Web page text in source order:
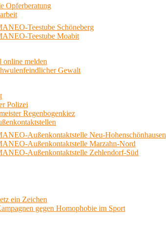
Opferberatung
Teestube Schöneberg
Teestube Moabit
online melden
Gewalt
Polizei
Regenbogenkiez
Außenkontaktstelle Neu-Hohenschönhausen
Außenkontaktstelle Marzahn-Nord
Außenkontaktstelle Zehlendorf-Süd
ein Zeichen
gegen Homophobie im Sport